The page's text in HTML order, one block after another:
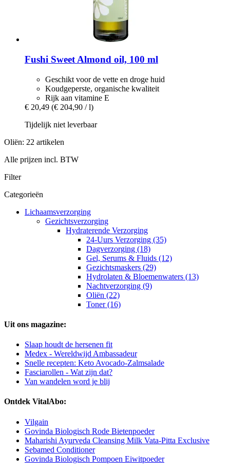
Fushi Sweet Almond oil, 100 ml
Geschikt voor de vette en droge huid
Koudgeperste, organische kwaliteit
Rijk aan vitamine E
€ 20,49 (€ 204,90 / l)
Tijdelijk niet leverbaar
Oliën: 22 artikelen
Alle prijzen incl. BTW
Filter
Categorieën
Lichaamsverzorging
Gezichtsverzorging
Hydraterende Verzorging
24-Uurs Verzorging (35)
Dagverzorging (18)
Gel, Serums & Fluids (12)
Gezichtsmaskers (29)
Hydrolaten & Bloemenwaters (13)
Nachtverzorging (9)
Oliën (22)
Toner (16)
Uit ons magazine:
Slaap houdt de hersenen fit
Medex - Wereldwijd Ambassadeur
Snelle recepten: Keto Avocado-Zalmsalade
Fasciarollen - Wat zijn dat?
Van wandelen word je blij
Ontdek VitalAbo:
Vilgain
Govinda Biologisch Rode Bietenpoeder
Maharishi Ayurveda Cleansing Milk Vata-Pitta Exclusive
Sebamed Conditioner
Govinda Biologisch Pompoen Eiwitpoeder